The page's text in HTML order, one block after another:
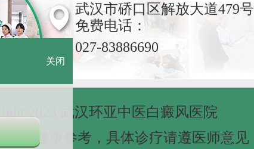
武汉市硚口区解放大道479号
免费电话：
027-83886690
2023 武汉环亚中医白癜风医院
仅做健康参考，具体诊疗请遵医师意见
关闭